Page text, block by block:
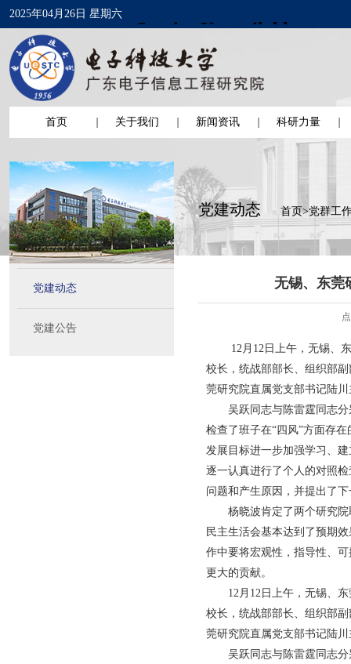
2025年04月26日 星期六
首页 关于我们 新闻资讯 科研力量
党建动态
党建公告
党建动态 首页>党群工
无锡、东莞
12月12日上午，无锡、
校长，统战部部长、组织部
莞研究院直属党支部书记陆
吴跃同志与陈雷霆同志
检查了班子在“四风”方面存
发展目标进一步加强学习、
逐一认真进行了个人的对照
问题和产生原因，并提出了
杨晓波肯定了两个研究
民主生活会基本达到了预期
作中要将宏观性，指导性、
更大的贡献。
12月12日上午，无锡、
校长，统战部部长、组织部
莞研究院直属党支部书记陆
吴跃同志与陈雷霆同志